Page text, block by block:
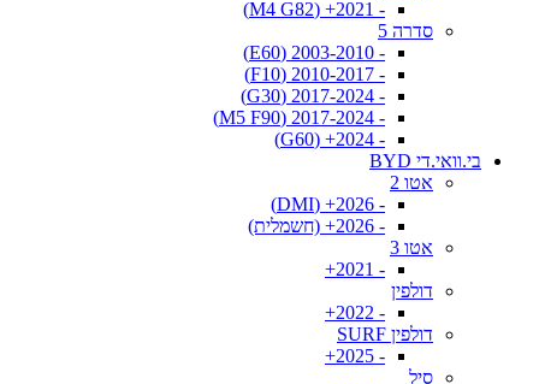
- 2021+ (M4 G82)
סדרה 5
- 2003-2010 (E60)
- 2010-2017 (F10)
- 2017-2024 (G30)
- 2017-2024 (M5 F90)
- 2024+ (G60)
בי.וואי.די BYD
אטו 2
- 2026+ (DMI)
- 2026+ (חשמלית)
אטו 3
- 2021+
דולפין
- 2022+
דולפין SURF
- 2025+
סיל